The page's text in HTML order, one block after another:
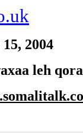
2004
leh